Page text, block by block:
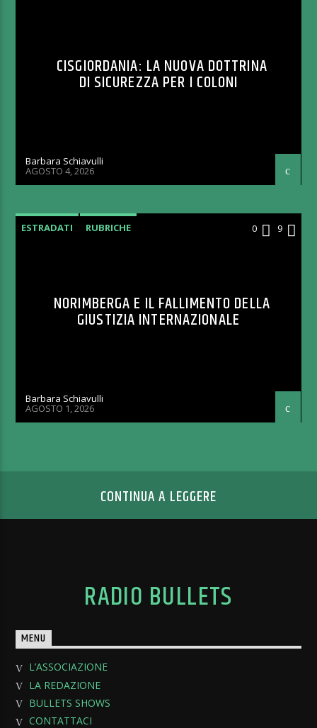
CISGIORDANIA: LA NUOVA DOTTRINA
DI SICUREZZA PER I COLONI
Barbara Schiavulli
AGOSTO 4, 2026
ESTRADATI RUBRICHE 0 9
NORIMBERGA E IL FALLIMENTO DELLA
GIUSTIZIA INTERNAZIONALE
Barbara Schiavulli
AGOSTO 1, 2026
CONTINUA A LEGGERE
RADIO BULLETS
MENU
L’ASSOCIAZIONE
LA REDAZIONE
BULLETS SHOWS
CONTATTACI